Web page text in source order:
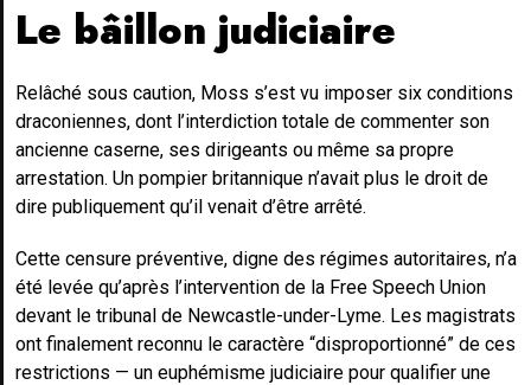
Le bâillon judiciaire
Relâché sous caution, Moss s’est vu imposer six conditions
draconiennes, dont l’interdiction totale de commenter son
ancienne caserne, ses dirigeants ou même sa propre
arrestation. Un pompier britannique n’avait plus le droit de
dire publiquement qu’il venait d’être arrêté.
Cette censure préventive, digne des régimes autoritaires, n’a
été levée qu’après l’intervention de la Free Speech Union
devant le tribunal de Newcastle-under-Lyme. Les magistrats
ont finalement reconnu le caractère “disproportionné” de ces
restrictions — un euphémisme judiciaire pour qualifier une